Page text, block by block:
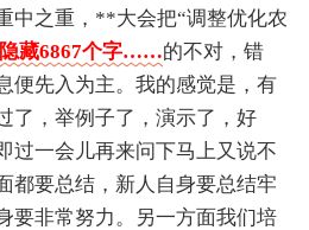
中之重，**大会把“调整优化农
藏6867个字……的不对，错
便先入为主。我的感觉是，有
了，举例子了，演示了，好
过一会儿再来问下马上又说不
都要总结，新人自身要总结牢
要非常努力。另一方面我们培